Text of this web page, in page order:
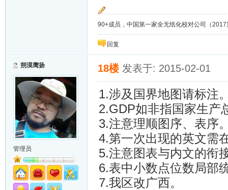
90+成员，中国第一家全无纸化校对公司（
回复
朔漠鹰扬
管理员
18楼 发表于: 2015-02-01
1.涉及国界地图请标注
2.GDP如非指国家生产
3.注意理顺图序、表序
4.第一次出现的英文需
5.注意图表与内文的衔
6.表中小数点位数局部
7.我区改广西。